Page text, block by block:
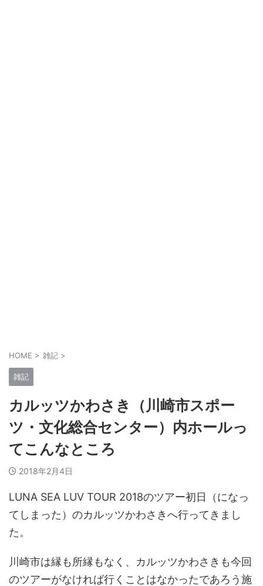
HOME > 雑記 >
雑記
カルッツかわさき（川崎市スポー
ツ・文化総合センター）内ホールっ
てこんなところ
2018年2月4日
LUNA SEA LUV TOUR 2018のツアー初日（になっ
てしまった）のカルッツかわさきへ行ってきまし
た。
川崎市は縁も所縁もなく、カルッツかわさきも今回
のツアーがなければ行くことはなかったであろう施